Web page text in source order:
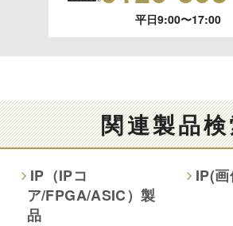
開示等のご請求は、下記お問い合わせ先窓
す。
る結果
情報提供は任意ですが、情報を提供しなか
項目によってはお問い合わせ等に
ご回答できない場合がございます。
平日9:00〜17:00
関連製品
IP（IPコ
ア/FPGA/ASIC）製
品
IP(